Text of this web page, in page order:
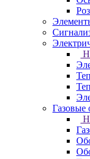
Газовые